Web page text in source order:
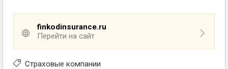
finkodinsurance.ru
Перейти на сайт
Страховые компании